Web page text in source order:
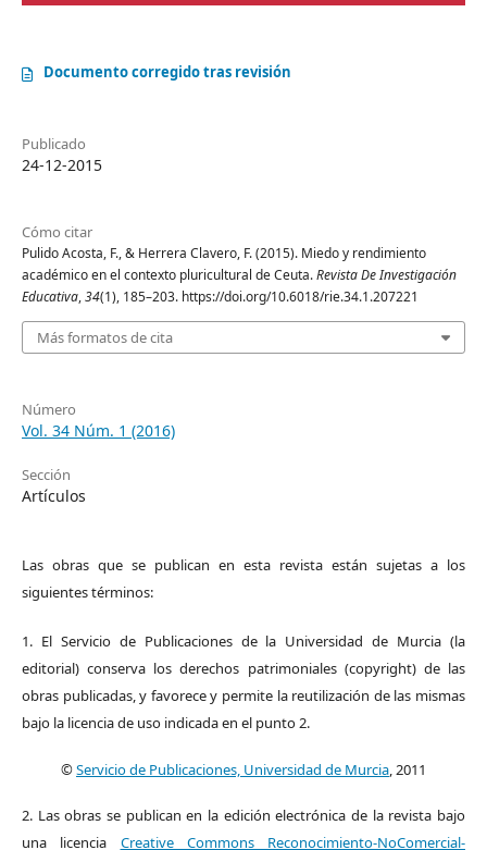
Documento corregido tras revisión
Publicado
24-12-2015
Cómo citar
Pulido Acosta, F., & Herrera Clavero, F. (2015). Miedo y rendimiento
académico en el contexto pluricultural de Ceuta.Revista De Investigación
Educativa,34(1), 185–203. https://doi.org/10.6018/rie.34.1.207221
Más formatos de cita
Número
Vol. 34 Núm. 1 (2016)
Sección
Artículos
Las obras que se publican en esta revista están sujetas a los
siguientes términos:
1. El Servicio de Publicaciones de la Universidad de Murcia (la
editorial) conserva los derechos patrimoniales (copyright) de las
obras publicadas, y favorece y permite la reutilización de las mismas
bajo la licencia de uso indicada en el punto 2.
©Servicio de Publicaciones, Universidad de Murcia, 2011
2. Las obras se publican en la edición electrónica de la revista bajo
una licencia Creative Commons Reconocimiento-NoComercial-